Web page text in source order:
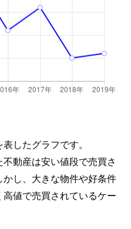
したグラフです。
動産は安い値段で売買さ
し、大きな物件や好条件
値で売買されているケー